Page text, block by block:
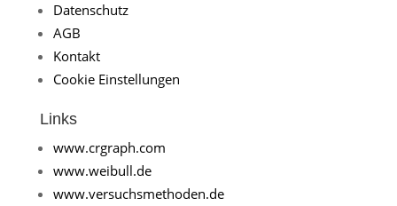
Datenschutz
AGB
Kontakt
Cookie Einstellungen
Links
www.crgraph.com
www.weibull.de
www.versuchsmethoden.de